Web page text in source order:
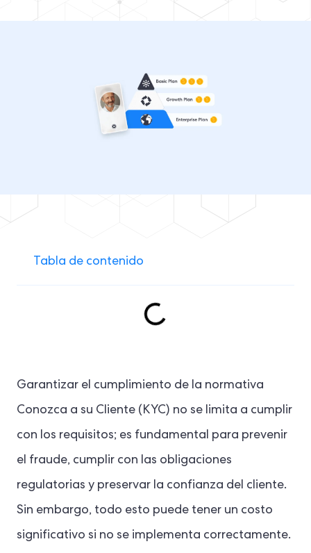
Garantizar el cumplimiento de la normativa
Conozca a su Cliente (KYC) no se limita a cumplir
con los requisitos; es fundamental para prevenir
el fraude, cumplir con las obligaciones
regulatorias y preservar la confianza del cliente.
Sin embargo, todo esto puede tener un costo
significativo si no se implementa correctamente.
Tabla de contenido